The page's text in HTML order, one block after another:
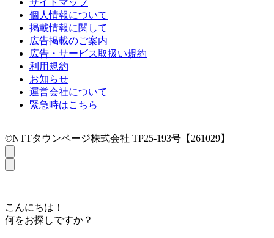
個人情報について
掲載情報に関して
広告掲載のご案内
広告・サービス取扱い規約
利用規約
お知らせ
運営会社について
緊急時はこちら
©NTTタウンページ株式会社 TP25-193号【261029】
こんにちは！
何をお探しですか？